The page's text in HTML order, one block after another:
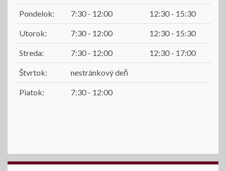
Pondelok: 7:30 - 12:00 12:30 - 15:30
Utorok: 7:30 - 12:00 12:30 - 15:30
Streda: 7:30 - 12:00 12:30 - 17:00
Štvrtok: nestránkový deň
Piatok: 7:30 - 12:00